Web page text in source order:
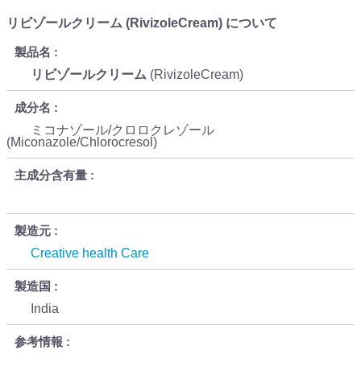
リビゾールクリーム (RivizoleCream) について
製品名
リビゾールクリーム (RivizoleCream)
成分名
ミコナゾール/クロロクレゾール
(Miconazole/Chlorocresol)
主成分含有量
製造元
Creative health Care
製造国
India
参考情報